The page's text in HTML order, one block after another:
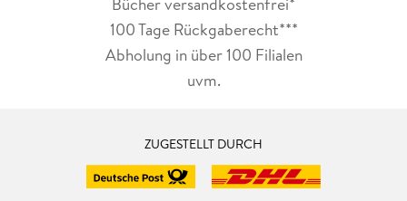
100 Tage Rückgaberecht***
Abholung in über 100 Filialen
uvm.
ZUGESTELLT DURCH